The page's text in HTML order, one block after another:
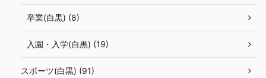
卒業(白黒) (8)
入園・入学(白黒) (19)
スポーツ(白黒) (91)